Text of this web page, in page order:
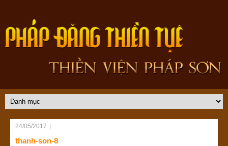
24/05/2017
thanh-son-8